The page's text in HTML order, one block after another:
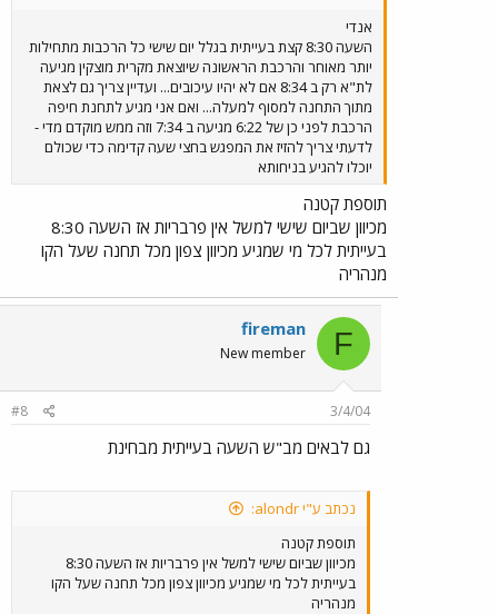
אנדי
השעה 8:30 קצת בעייתית בגלל יום שישי כל הרכבות מתחילות
יותר מאוחר והרכבת הראשונה שיוצאת מקרית מוצקין מגיעה
לת"א רק ב 8:34 אם לא יהיו עיכובים... ועדיין צריך גם לצאת
מתוך התחנה למסוף למעלה... ואם אני מגיע לתחנת חיפה
הרכבת לפני כן של 6:22 מגיעה ב 7:34 וזה ממש מוקדם מדי -
לדעתי צריך להזיז את המפגש בחצי שעה קדימה כדי שכולם
יוכלו להגיע בניחותא
תוספת קטנה
מכיוון שביום שישי למשל אין פרבריות אז השעה 8:30
בעייתית לכל מי שמגיע מכיוון צפון מכל תחנה שעל הקו
מנהריה
F
fireman
New member
3/4/04
#8
גם לבאים מב"ש השעה בעייתית מבחינת
נכתב ע"י alondr:
תוספת קטנה
מכיוון שביום שישי למשל אין פרבריות אז השעה 8:30
בעייתית לכל מי שמגיע מכיוון צפון מכל תחנה שעל הקו
מנהריה